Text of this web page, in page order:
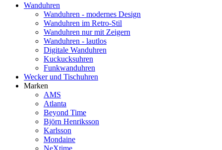
Wanduhren
Wanduhren - modernes Design
Wanduhren im Retro-Stil
Wanduhren nur mit Zeigern
Wanduhren - lautlos
Digitale Wanduhren
Kuckucksuhren
Funkwanduhren
Wecker und Tischuhren
Marken
AMS
Atlanta
Beyond Time
Björn Henriksson
Karlsson
Mondaine
NeXtime